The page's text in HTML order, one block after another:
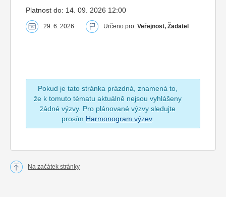
Platnost do: 14. 09. 2026 12:00
29. 6. 2026 Určeno pro: Veřejnost, Žadatel
Pokud je tato stránka prázdná, znamená to,
že k tomuto tématu aktuálně nejsou vyhlášeny
žádné výzvy. Pro plánované výzvy sledujte
prosím Harmonogram výzev.
Na začátek stránky